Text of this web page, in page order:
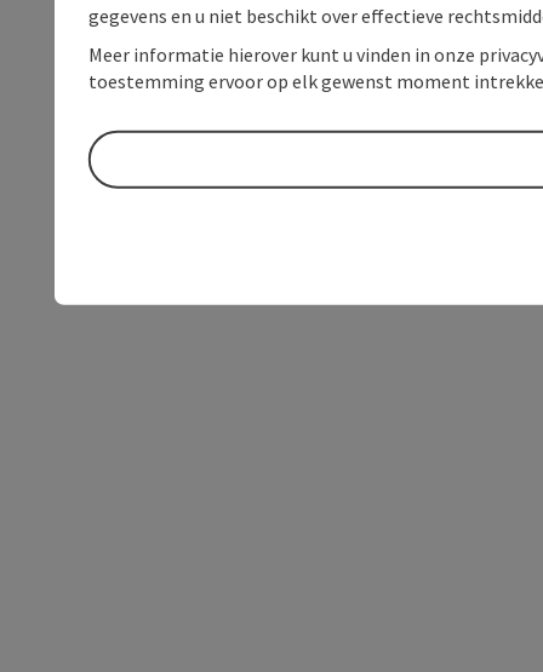
gegevens en u niet beschikt over effectieve
Meer informatie hierover kunt u vinden in onze
toestemming ervoor op elk gewenst moment